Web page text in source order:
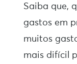
Saiba que,
gastos em
muitos
mais difícil